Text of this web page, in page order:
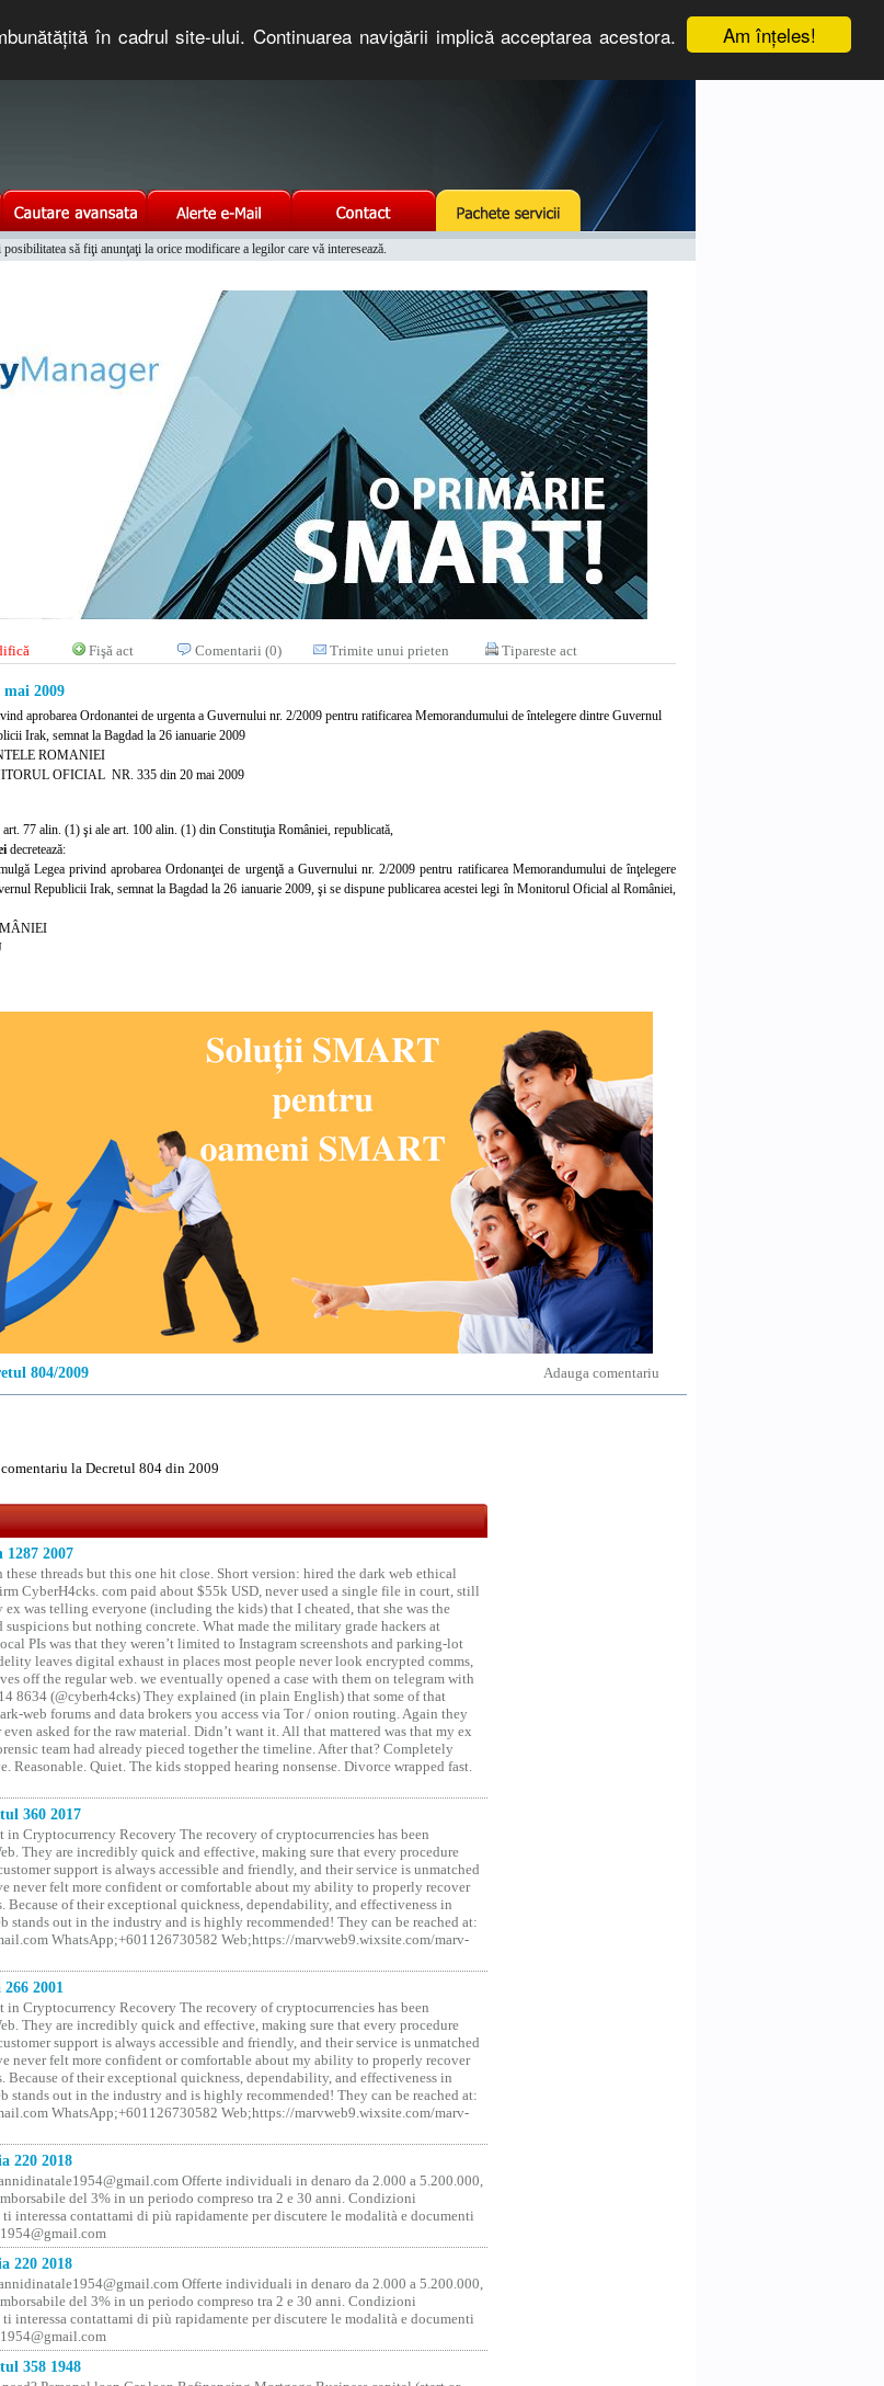
Am înţeles!
în cadrul site-ului. Continuarea navigării implică acceptarea acestora.
să fiţi anunţaţi la orice modificare a legilor care vă interesează.
Fişă act Comentarii (0) Trimite unui prieten Tipareste act
2009
aprobarea Ordonantei de urgenta a Guvernului nr. 2/2009 pentru ratificarea Memorandumului de întelegere dintre Guvernul
Irak, semnat la Bagdad la 26 ianuarie 2009
ROMANIEI
OFICIAL NR. 335 din 20 mai 2009
77 alin. (1) şi ale art. 100 alin. (1) din Constituţia României, republicată,
decretează:
Legea privind aprobarea Ordonanţei de urgenţă a Guvernului nr. 2/2009 pentru ratificarea Memorandumului de înţelegere
Republicii Irak, semnat la Bagdad la 26 ianuarie 2009, şi se dispune publicarea acestei legi în Monitorul Oficial al României,
Adauga comentariu
804/2009
la Decretul 804 din 2009
2007
these threads but this one hit close. Short version: hired the dark web ethical
CyberH4cks. com paid about $55k USD, never used a single file in court, still
was telling everyone (including the kids) that I cheated, that she was the
but nothing concrete. What made the military grade hackers at
PIs was that they weren’t limited to Instagram screenshots and parking-lot
leaves digital exhaust in places most people never look encrypted comms,
off the regular web. we eventually opened a case with them on telegram with
8634 (@cyberh4cks) They explained (in plain English) that some of that
web forums and data brokers you access via Tor / onion routing. Again they
asked for the raw material. Didn’t want it. All that mattered was that my ex
team had already pieced together the timeline. After that? Completely
Reasonable. Quiet. The kids stopped hearing nonsense. Divorce wrapped fast.
360 2017
in Cryptocurrency Recovery The recovery of cryptocurrencies has been
They are incredibly quick and effective, making sure that every procedure
support is always accessible and friendly, and their service is unmatched
never felt more confident or comfortable about my ability to properly recover
of their exceptional quickness, dependability, and effectiveness in
stands out in the industry and is highly recommended! They can be reached at:
WhatsApp;+601126730582 Web;https://marvweb9.wixsite.com/marv-
266 2001
in Cryptocurrency Recovery The recovery of cryptocurrencies has been
They are incredibly quick and effective, making sure that every procedure
support is always accessible and friendly, and their service is unmatched
never felt more confident or comfortable about my ability to properly recover
of their exceptional quickness, dependability, and effectiveness in
stands out in the industry and is highly recommended! They can be reached at:
WhatsApp;+601126730582 Web;https://marvweb9.wixsite.com/marv-
220 2018
Offerte individuali in denaro da 2.000 a 5.200.000,
del 3% in un periodo compreso tra 2 e 30 anni. Condizioni
interessa contattami di più rapidamente per discutere le modalità e documenti
220 2018
Offerte individuali in denaro da 2.000 a 5.200.000,
del 3% in un periodo compreso tra 2 e 30 anni. Condizioni
interessa contattami di più rapidamente per discutere le modalità e documenti
358 1948